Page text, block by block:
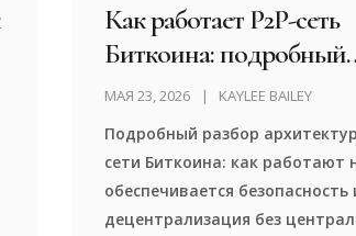
Как работает P2P-сеть
Биткоина: подробный
разбор архитектуры
МАЯ 23, 2026 KAYLEE BAILEY
Подробный разбор
сети Биткоина: как работают
обеспечивается безопасность
децентрализация без